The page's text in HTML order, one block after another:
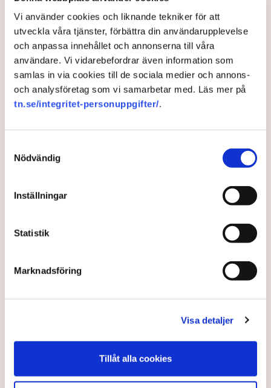
Vi använder cookies och liknande tekniker för att
utveckla våra tjänster, förbättra din användarupplevelse
och anpassa innehållet och annonserna till våra
användare. Vi vidarebefordrar även information som
samlas in via cookies till de sociala medier och annons-
och analysföretag som vi samarbetar med. Läs mer på
tn.se/integritet-personuppgifter/.
Nödvändig
Inställningar
Statistik
Marknadsföring
Visa detaljer
Tillåt alla cookies
Uteserveringen skulle ha öppnat i
början av sommaren, för tredje året i
rad. Men kommunens plötsligt ändrade
riktlinjer satte stopp. ”Noll förståelse
för företagare”, säger
restaurangföretagaren Linda Nilsson i
En markis med fyra ben. Den har hamnat i centrum när
Norrköpings kommun ändrat sina policys för
Linda Nilsson i mars ansökte om att för tredje
sommaren i rad komplettera restaurangen Lindas Kula
med en uteservering, blev det stopp: Markisen måste
bort, annars inget tillstånd, trots att den har funnits på
sedan 2018.
två senaste somrarna, så hur kan det bli ett problem
AI-sammanfattning
uteservering.